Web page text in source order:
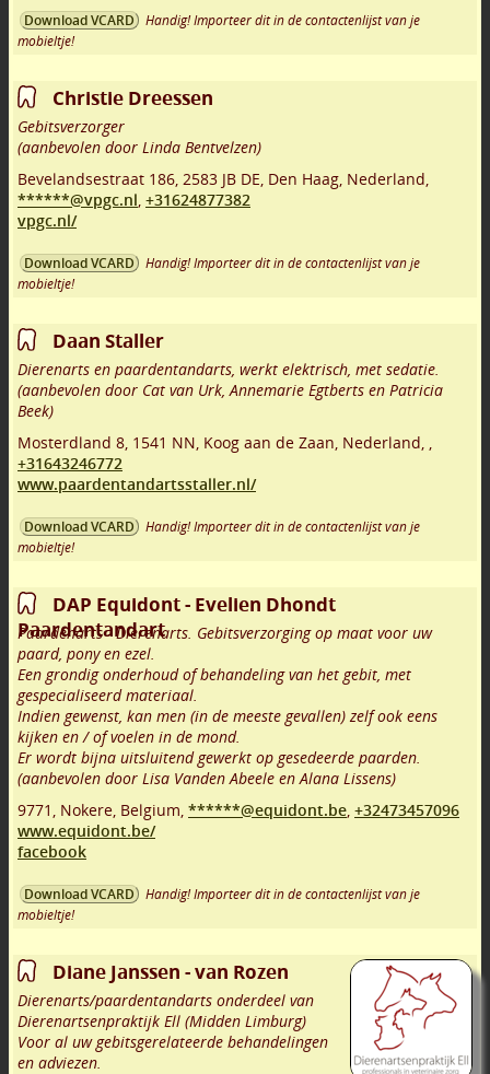
Download VCARD
Handig! Importeer dit in de contactenlijst van je
mobieltje!
Christie Dreessen
Gebitsverzorger
(aanbevolen door Linda Bentvelzen)
Bevelandsestraat 186 2583 JB DE Den Haag Nederland,
******@vpgc.nl +31624877382
vpgc.nl/
Download VCARD
Handig! Importeer dit in de contactenlijst van je
mobieltje!
Daan Staller
Dierenarts en paardentandarts, werkt elektrisch, met sedatie.
(aanbevolen door Cat van Urk, Annemarie Egtberts en Patricia
Beek)
Mosterdland 8 1541 NN Koog aan de Zaan Nederland,
+31643246772
www.paardentandartsstaller.nl/
Download VCARD
Handig! Importeer dit in de contactenlijst van je
mobieltje!
DAP Equidont - Evelien Dhondt
Paardentandart
Paardenarts - Dierenarts. Gebitsverzorging op maat voor uw
paard, pony en ezel.
Een grondig onderhoud of behandeling van het gebit, met
gespecialiseerd materiaal.
Indien gewenst, kan men (in de meeste gevallen) zelf ook eens
kijken en / of voelen in de mond.
Er wordt bijna uitsluitend gewerkt op gesedeerde paarden.
(aanbevolen door Lisa Vanden Abeele en Alana Lissens)
9771 Nokere Belgium, ******@equidont.be +32473457096
www.equidont.be/
facebook
Download VCARD
Handig! Importeer dit in de contactenlijst van je
mobieltje!
Diane Janssen - van Rozen
Dierenarts/paardentandarts onderdeel van
Dierenartsenpraktijk Ell (Midden Limburg)
Voor al uw gebitsgerelateerde behandelingen
en adviezen.